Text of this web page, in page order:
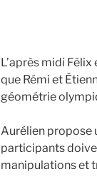
L’après midi
que Rémi et
géométrie
Aurélien propose
participants
manipulations et